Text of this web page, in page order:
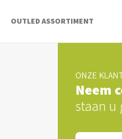
OUTLED ASSORTIMENT
ONZE
Neem
staan u